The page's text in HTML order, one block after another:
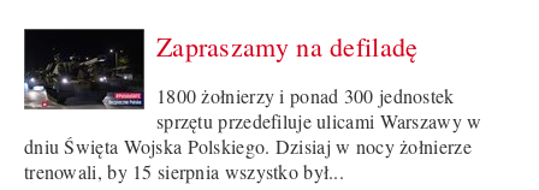
Zapraszamy na defiladę
1800 żołnierzy i ponad 300 jednostek
sprzętu przedefiluje ulicami Warszawy w
dniu Święta Wojska Polskiego. Dzisiaj w nocy żołnierze
trenowali, by 15 sierpnia wszystko był...